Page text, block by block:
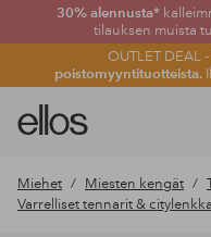
30% alennusta*
tilauksen muista
OUTLET DEAL -
poistomyyntituotteista.
Ellos-
logo
siirry
Miehet Miesten kengät
Varrelliset tennarit &